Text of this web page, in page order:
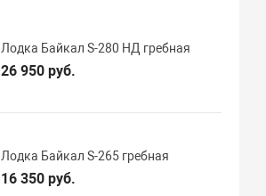
Лодка Байкал S-280 НД гребная
26 950 руб.
Лодка Байкал S-265 гребная
16 350 руб.